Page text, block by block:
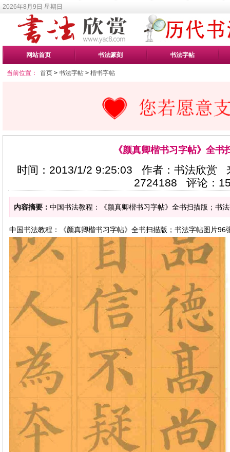
2026年8月9日 星期日
网站首页 书法篆刻 书法字帖
当前位置： 首页 > 书法字帖 > 楷书字帖
《颜真卿楷书习字帖》全书
时间：2013/1/2 9:25:03 作者：书法欣赏
2724188 评论：
内容摘要： 中国书法教程：《颜真卿楷书习字帖》全书扫描版；书
中国书法教程：《颜真卿楷书习字帖》全书扫描版；书法字帖图片96